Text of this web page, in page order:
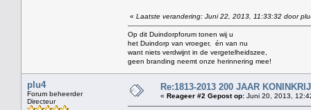
« Laatste verandering: Juni 22, 2013, 11:33:32 door
Op dit Duindorpforum tonen wij u
het Duindorp van vroeger, én van nu
want niets verdwijnt in de vergetelheidszee,
geen branding neemt onze herinnering mee!
plu4
Forum beheerder
Directeur
Re:1813-2013 200 JAAR
« Reageer #2 Gepost op: Juni 20, 2013,